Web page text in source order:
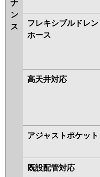
ナ
ン
ス
フレキシブルドレン
ホース
高天井対応
アジャストポケット
既設配管対応